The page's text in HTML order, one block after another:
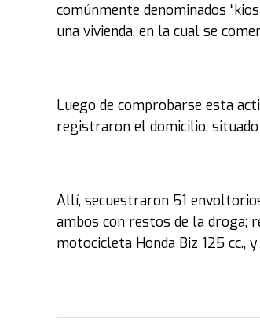
comúnmente denominados
una vivienda, en la cual se
Luego de comprobarse esta
registraron el domicilio, situado
Allí, secuestraron 51
ambos con restos de la droga;
motocicleta Honda Biz 125 cc., y